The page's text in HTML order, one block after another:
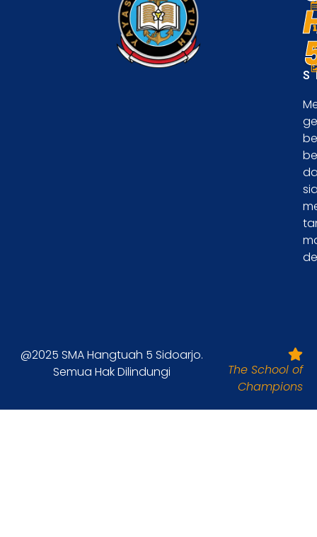
@2025 SMA Hangtuah 5 Sidoarjo.
Semua Hak Dilindungi
The School of
Champions